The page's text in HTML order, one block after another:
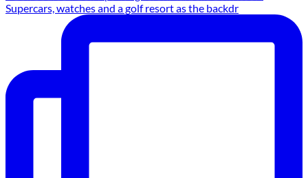
Supercars, watches and a golf resort as the backdr